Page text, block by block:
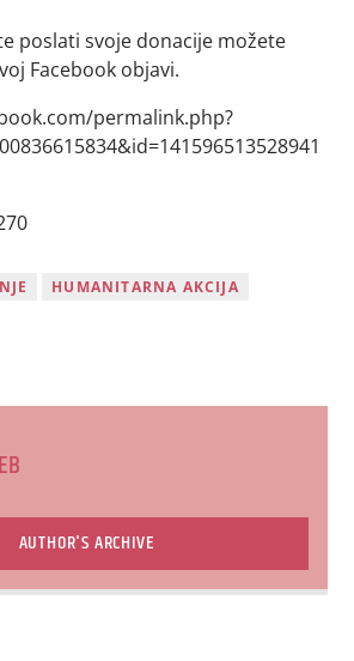
poslati svoje donacije možete
Facebook objavi.
permalink.php?
HUMANITARNA AKCIJA
AUTHOR'S ARCHIVE